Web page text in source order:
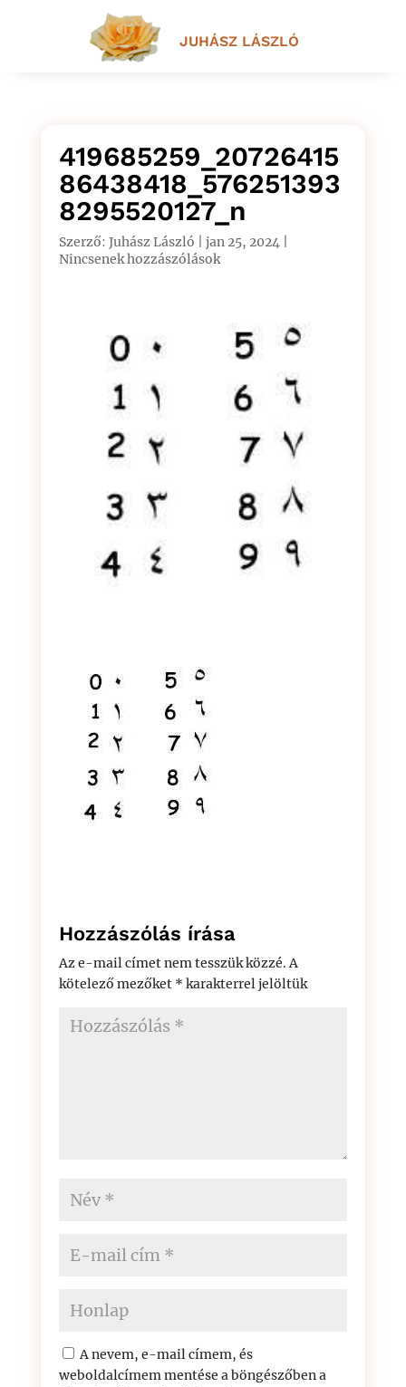
JUHÁSZ LÁSZLÓ
419685259_20726415
86438418_576251393
8295520127_n
Szerző: Juhász László jan 25, 2024|
Nincsenek hozzászólások
Hozzászólás írása
Az e-mail címet nem tesszük közzé. A
kötelező mezőket * karakterrel jelöltük
A nevem, e-mail címem, és
weboldalcímem mentése a böngészőben a